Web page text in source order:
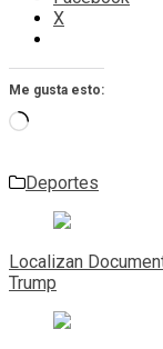
X
Me gusta esto:
Cargando...
Deportes
Navegación
de
entradas
Localizan
Trump